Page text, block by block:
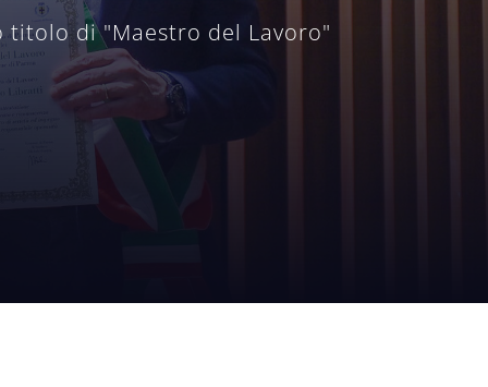
titolo di "Maestro del Lavoro"